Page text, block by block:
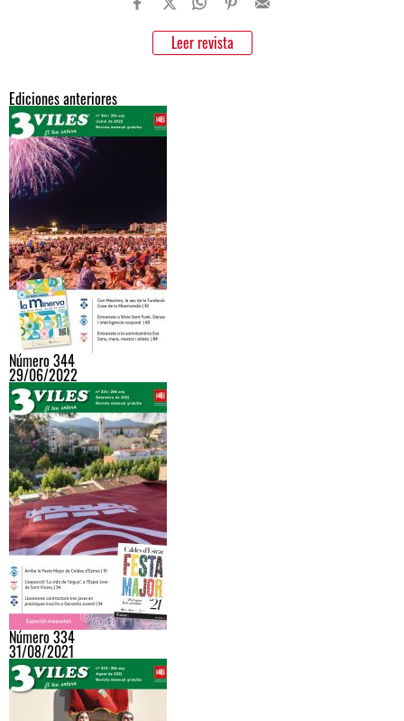
Leer revista
Ediciones anteriores
Número 344
29/06/2022
Número 334
31/08/2021